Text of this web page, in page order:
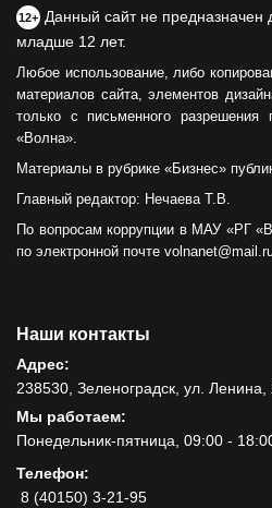
12+ Данный сайт не предназначен
младше 12 лет.
Любое использование, либо
материалов сайта, элементов
только с письменного
«Волна».
Материалы в рубрике «Бизнес»
Главный редактор: Нечаева Т.В.
По вопросам коррупции в МАУ «РГ
по электронной почте
Наши контакты
Адрес:
238530, Зеленоградск, ул. Ленина,
Мы работаем:
Понедельник-пятница, 09:00 -
Телефон:
8 (40150) 3-21-95